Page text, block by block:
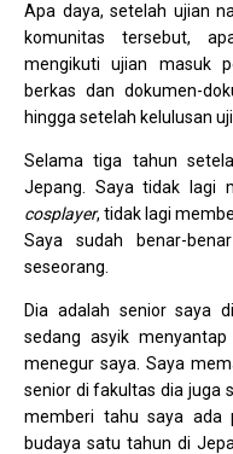
Apa daya, setelah ujian
komunitas tersebut,
mengikuti ujian masuk
berkas dan dokumen-
hingga setelah kelulusan
Selama tiga tahun
Jepang. Saya tidak lagi
cosplayer, tidak lagi
Saya sudah benar-
seseorang.
Dia adalah senior saya
sedang asyik
menegur saya. Saya
senior di fakultas dia juga
memberi tahu saya ada
budaya satu tahun di